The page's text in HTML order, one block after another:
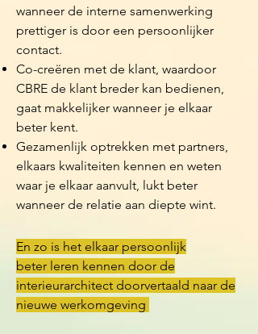
wanneer de interne samenwerking
prettiger is door een persoonlijker
contact.
Co-creëren met de klant, waardoor
CBRE de klant breder kan bedienen,
gaat makkelijker wanneer je elkaar
beter kent.
Gezamenlijk optrekken met partners,
elkaars kwaliteiten kennen en weten
waar je elkaar aanvult, lukt beter
wanneer de relatie aan diepte wint.
En zo is het elkaar persoonlijk
beter leren kennen door de
interieurarchitect doorvertaald naar de
nieuwe werkomgeving